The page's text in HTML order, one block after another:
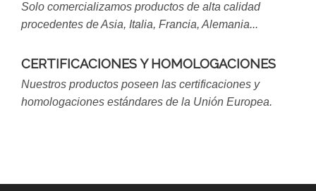
Solo comercializamos productos de alta calidad
procedentes de Asia, Italia, Francia, Alemania...
CERTIFICACIONES Y HOMOLOGACIONES
Nuestros productos poseen las certificaciones y
homologaciones estándares de la Unión Europea.